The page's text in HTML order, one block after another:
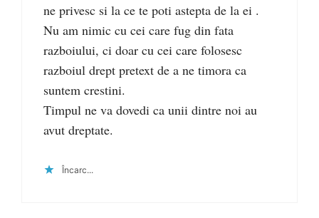
ne privesc si la ce te poti astepta de la ei .
Nu am nimic cu cei care fug din fata
razboiului, ci doar cu cei care folosesc
razboiul drept pretext de a ne timora ca
suntem crestini.
Timpul ne va dovedi ca unii dintre noi au
avut dreptate.
Încarc...